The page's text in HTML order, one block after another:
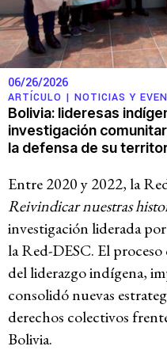
06/26/2026
ARTÍCULO | NOTICIAS Y
Bolivia: lideresas
investigación
la defensa de su
Entre 2020 y 2022, la
Reivindicar nuestras
investigación liderada
la Red-DESC. El
del liderazgo indígena,
consolidó nuevas
derechos colectivos
Bolivia.